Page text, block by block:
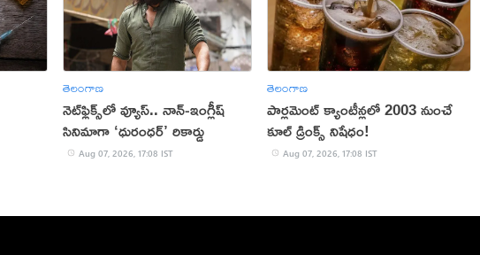
తెలంగాణ
నెట్‌ఫ్లిక్స్‌లో వ్యూస్.. నాన్-ఇంగ్లీష్
సినిమాగా ‘ధురంధర్’ రికార్డు
Aug 07, 2026, 17:08 IST
తెలంగాణ
పార్లమెంట్ క్యాంటీన్లలో 2003 నుంచే
కూల్ డ్రింక్స్ నిషేధం!
Aug 07, 2026, 17:08 IST